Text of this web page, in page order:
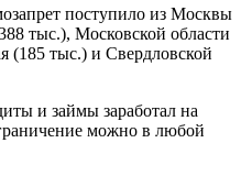
поступило из Москвы
тыс.), Московской области
(185 тыс.) и Свердловской
и займы заработал на
можно в любой